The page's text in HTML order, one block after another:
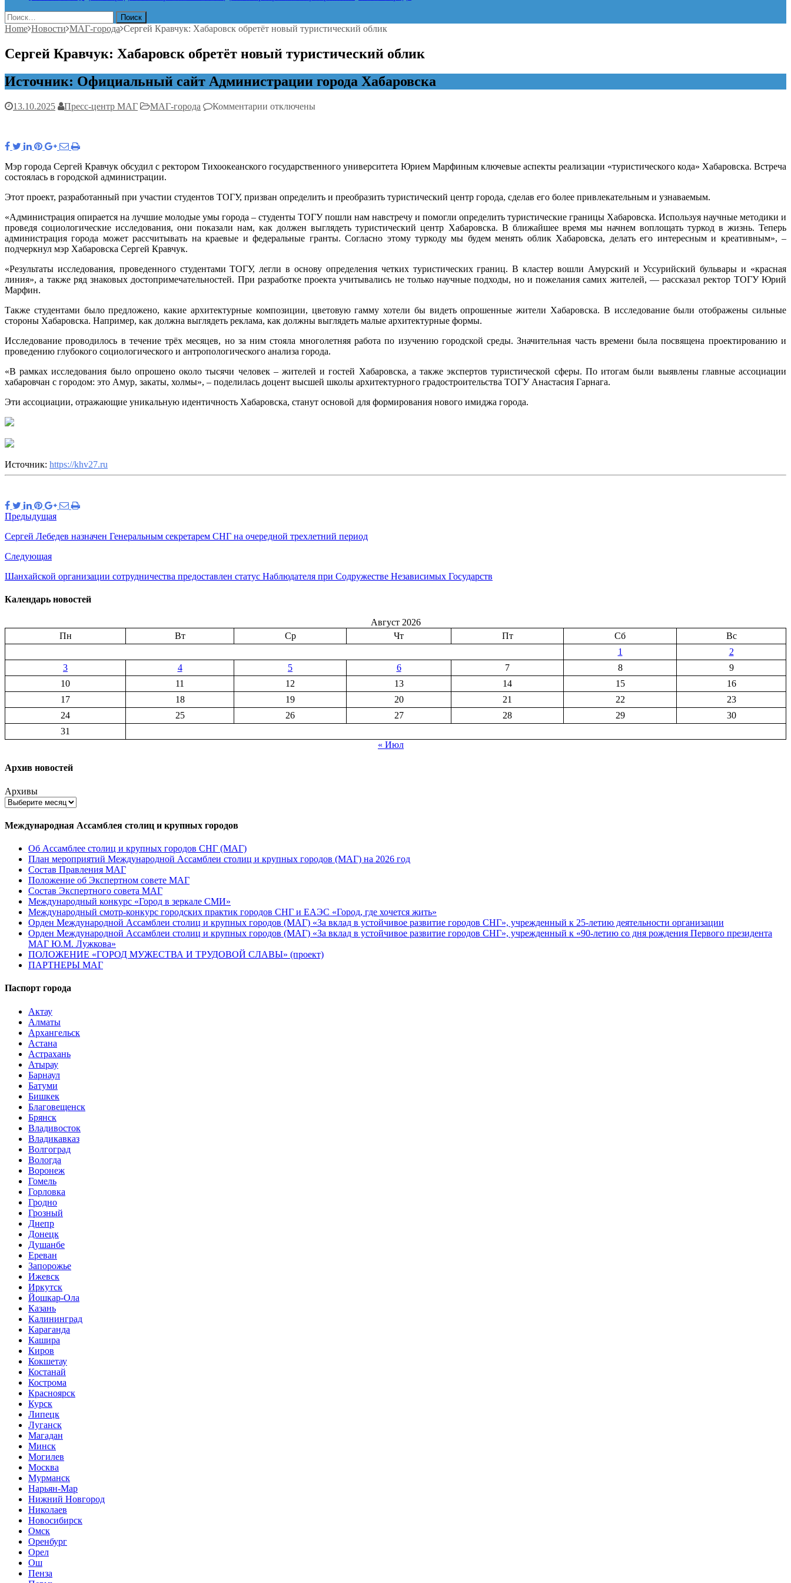
Найти:
Home Новости МАГ-города Сергей Кравчук: Хабаровск обретёт новый туристический облик
Сергей Кравчук: Хабаровск обретёт новый туристический облик
Источник: Официальный сайт Администрации города Хабаровска
13.10.2025 Пресс-центр МАГ МАГ-города Комментарии к
новый
отключены
Мэр города Сергей Кравчук обсудил с ректором Тихоокеанского государственного университета Юрием Марфиным ключевые аспекты реализации «туристического кода» Хабаровска. Встреча
состоялась в городской администрации.
Этот проект, разработанный при участии студентов ТОГУ, призван определить и преобразить туристический центр города, сделав его более привлекательным и узнаваемым.
«Администрация опирается на лучшие молодые умы города – студенты ТОГУ пошли нам навстречу и помогли определить туристические границы Хабаровска. Используя научные методики и
проведя социологические исследования, они показали нам, как должен выглядеть туристический центр Хабаровска. В ближайшее время мы начнем воплощать туркод в жизнь. Теперь
администрация города может рассчитывать на краевые и федеральные гранты. Согласно этому туркоду мы будем менять облик Хабаровска, делать его интересным и креативным», –
подчеркнул мэр Хабаровска Сергей Кравчук.
«Результаты исследования, проведенного студентами ТОГУ, легли в основу определения четких туристических границ. В кластер вошли Амурский и Уссурийский бульвары и «красная
линия», а также ряд знаковых достопримечательностей. При разработке проекта учитывались не только научные подходы, но и пожелания самих жителей, — рассказал ректор ТОГУ Юрий
Марфин.
Также студентами было предложено, какие архитектурные композиции, цветовую гамму хотели бы видеть опрошенные жители Хабаровска. В исследование были отображены сильные
стороны Хабаровска. Например, как должна выглядеть реклама, как должны выглядеть малые архитектурные формы.
Исследование проводилось в течение трёх месяцев, но за ним стояла многолетняя работа по изучению городской среды. Значительная часть времени была посвящена проектированию и
проведению глубокого социологического и антропологического анализа города.
«В рамках исследования было опрошено около тысячи человек – жителей и гостей Хабаровска, а также экспертов туристической сферы. По итогам были выявлены главные ассоциации
хабаровчан с городом: это Амур, закаты, холмы», – поделилась доцент высшей школы архитектурного градостроительства ТОГУ Анастасия Гарнага.
Эти ассоциации, отражающие уникальную идентичность Хабаровска, станут основой для формирования нового имиджа города.
Источник: https://khv27.ru
Предыдущая
Сергей Лебедев назначен Генеральным секретарем СНГ на очередной трехлетний период
Следующая
Шанхайской организации сотрудничества предоставлен статус Наблюдателя при Содружестве Независимых Государств
Календарь новостей
Август 2026
Пн
Вт Ср Чт Пт Сб
Вс
1
2
3
4 5 6 7 8
9
10
11 12 13 14 15
16
17
18 19 20 21 22
23
24
25 26 27 28 29
30
31
« Июл
Архив новостей
Архивы
Международная Ассамблея столиц и крупных городов
Об Ассамблее столиц и крупных городов СНГ (МАГ)
План мероприятий Международной Ассамблеи столиц и крупных городов (МАГ) на 2026 год
Состав Правления МАГ
Положение об Экспертном совете МАГ
Состав Экспертного совета МАГ
Международный конкурс «Город в зеркале СМИ»
Международный смотр-конкурс городских практик городов СНГ и ЕАЭС «Город, где хочется жить»
Орден Международной Ассамблеи столиц и крупных городов (МАГ) «За вклад в устойчивое развитие городов СНГ», учрежденный к 25-летию деятельности организации
Орден Международной Ассамблеи столиц и крупных городов (МАГ) «За вклад в устойчивое развитие городов СНГ», учрежденный к «90-летию со дня рождения Первого президента
МАГ Ю.М. Лужкова»
ПОЛОЖЕНИЕ «ГОРОД МУЖЕСТВА И ТРУДОВОЙ СЛАВЫ» (проект)
ПАРТНЕРЫ МАГ
Паспорт города
Актау
Алматы
Архангельск
Астана
Астрахань
Атырау
Барнаул
Батуми
Бишкек
Благовещенск
Брянск
Владивосток
Владикавказ
Волгоград
Вологда
Воронеж
Гомель
Горловка
Гродно
Грозный
Днепр
Донецк
Душанбе
Ереван
Запорожье
Ижевск
Иркутск
Йошкар-Ола
Казань
Калининград
Караганда
Кашира
Киров
Кокшетау
Костанай
Кострома
Красноярск
Курск
Липецк
Луганск
Магадан
Минск
Могилев
Москва
Мурманск
Нарьян-Мар
Нижний Новгород
Николаев
Новосибирск
Омск
Оренбург
Орел
Ош
Пенза